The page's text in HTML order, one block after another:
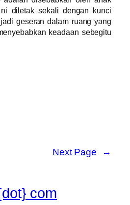
diletak sekali dengan kunci
geseran dalam ruang yang
keadaan sebegitu
Next Page →
com